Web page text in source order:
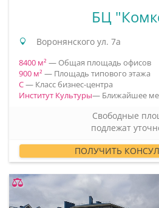
БЦ
Воронянского ул. 7а
8400 м² — Общая площадь офисов
900 м² — Площадь типового этажа
C— Класс бизнес-центра
Институт Культуры— Ближайшее
Свободные
подлежат
ПОЛУЧИТЬ